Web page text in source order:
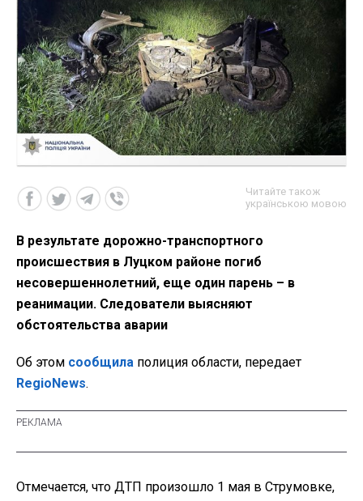
Читайте також
українською мовою
В результате дорожно-транспортного
происшествия в Луцком районе погиб
несовершеннолетний, еще один парень – в
реанимации. Следователи выясняют
обстоятельства аварии
Об этом сообщила полиция области, передает
RegioNews.
Отмечается, что ДТП произошло 1 мая в Струмовке,